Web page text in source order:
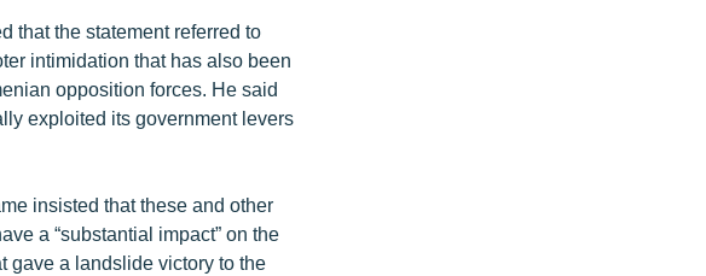
that the statement referred to
intimidation that has also been
opposition forces. He said
exploited its government levers
insisted that these and other
a “substantial impact” on the
gave a landslide victory to the